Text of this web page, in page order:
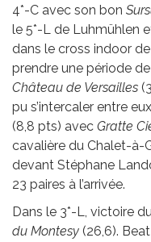
4*-C avec son bon
le 5*-L de Luhmühlen
dans le cross indoor
prendre une période
Château de Versailles
pu s’intercaler entre
(8,8 pts) avec Gratte
cavalière du Chalet-
devant Stéphane
23 paires à l’arrivée.
Dans le 3*-L, victoire
du Montesy (26,6).